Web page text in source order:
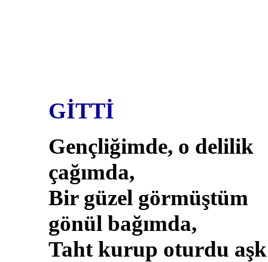
GİTTİ
Gençliğimde, o delilik
çağımda,
Bir güzel görmüştüm
gönül bağımda,
Taht kurup oturdu aşk